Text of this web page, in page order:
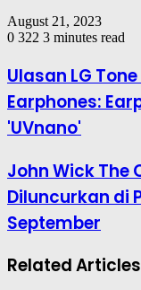
August 21, 2023
0 322 3 minutes read
Ulasan LG
Earphones:
'UVnano'
John Wick The
Diluncurkan di
September
Related Articles